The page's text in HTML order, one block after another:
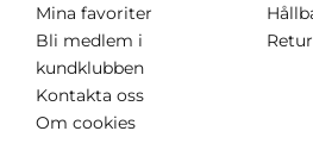
Mina favoriter
Bli medlem i
kundklubben
Kontakta oss
Om cookies
Retur